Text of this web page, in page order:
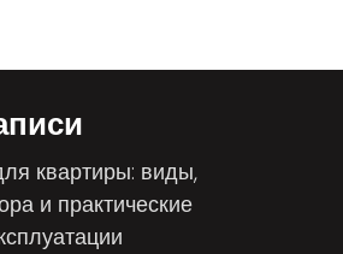
квартиры: виды,
и практические